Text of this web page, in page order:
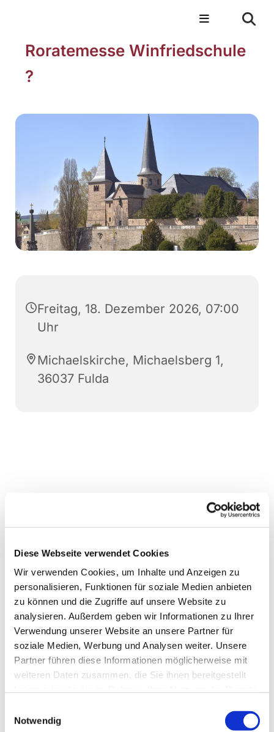
Diese Webseite verwendet Cookies
Wir verwenden Cookies, um Inhalte und Anzeigen zu
personalisieren, Funktionen für soziale Medien anbieten
zu können und die Zugriffe auf unsere Website zu
analysieren. Außerdem geben wir Informationen zu Ihrer
Verwendung unserer Website an unsere Partner für
soziale Medien, Werbung und Analysen weiter. Unsere
Partner führen diese Informationen möglicherweise mit
weiteren Daten zusammen, die Sie ihnen bereitgestellt
Notwendig
Roratemesse Winfriedschule
?
Freitag, 18. Dezember 2026, 07:00
Uhr
Michaelskirche, Michaelsberg 1,
36037 Fulda
Dies könnte Sie auch